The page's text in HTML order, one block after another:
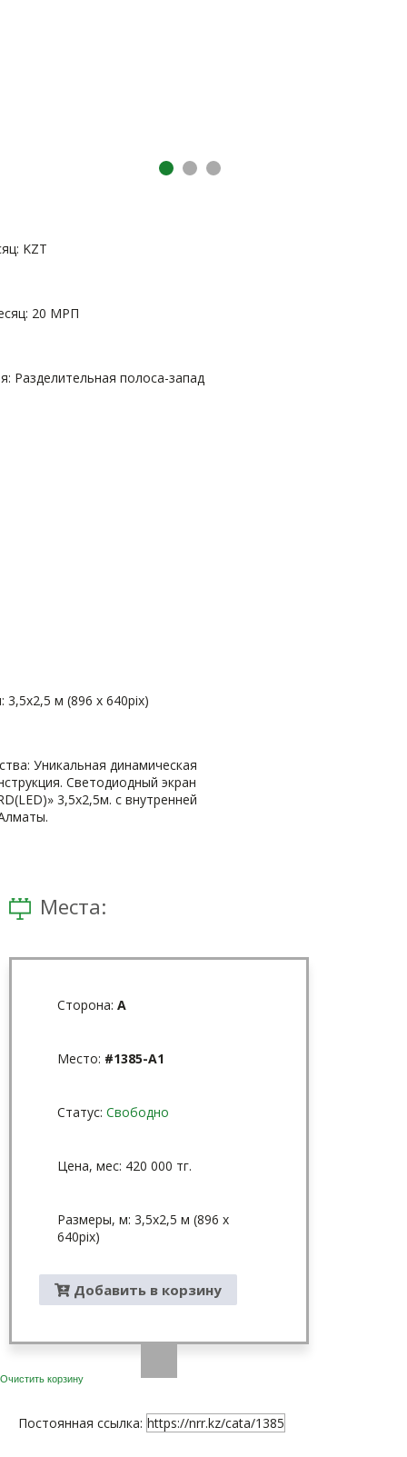
KZT
20 МРП
Разделительная полоса-запад
м (896 х 640pix)
Уникальная динамическая
Светодиодный экран
3,5х2,5м. с внутренней
Места:
Сторона: A
Место: #1385-A1
Статус: Свободно
Цена, мес: 420 000 тг.
Размеры, м: 3,5х2,5 м (896 х
640pix)
Добавить в корзину
Очистить корзину
Постоянная ссылка: https://nrr.kz/cata/1385